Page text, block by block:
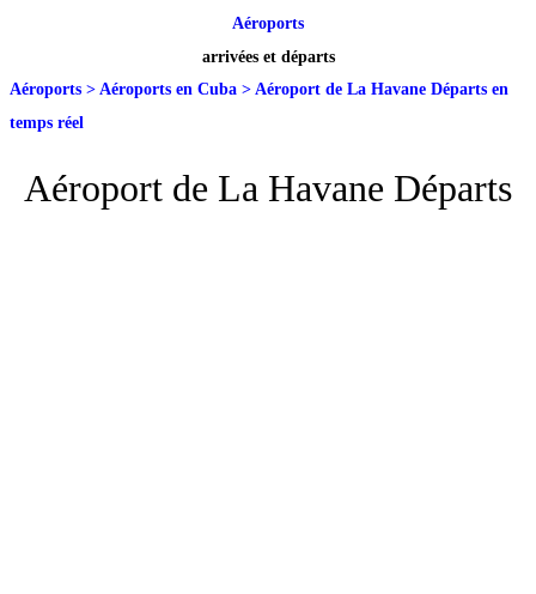
Aéroports
arrivées et départs
Aéroports > Aéroports en Cuba > Aéroport de La Havane Départs en
temps réel
Aéroport de La Havane Départs